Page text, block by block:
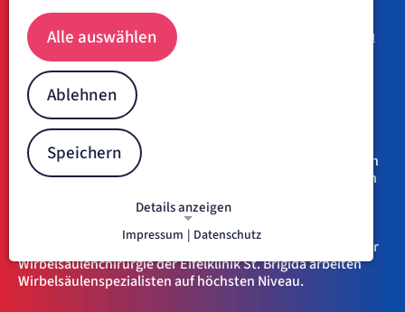
Navigationspfad
EIFELKLINIK ST. BRIGIDA SIMMERATH
ZENTRUM FÜR ORTHOPÄDISCHE CHIRURGIE
WIRBELSÄULENZENTRUM
Wirbelsäulenzentrum in der
Eifelklinik St. Brigida
Rückenschmerzen sind ein Volksleiden. Chronische
Rückenschmerzen betreffen heutzutage fast jeden zweiten
Menschen. Die Ursachen sind vielfältig, Rückenspezialisten
ihres komplexen Aufbaus ist die Wirbelsäule anfällig für
Erkrankungen wie z.B. Muskelzerrungen,
Bandscheibenvorfälle und Knochenbrüche. Im Zentrum für
Wirbelsäulenchirurgie der Eifelklinik St. Brigida arbeiten
Wirbelsäulenspezialisten auf höchsten Niveau.
Alle auswählen
Ablehnen
Speichern
Details anzeigen
NOTWENDIGE COOKIES
Notwendige Cookies ermöglichen
grundlegende Funktionen und sind für
Impressum | Datenschutz